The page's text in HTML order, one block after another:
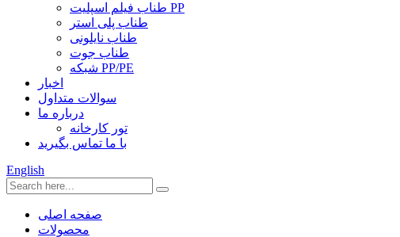
طناب فیلم اسپلیت PP
طناب پلی استر
طناب نایلونی
طناب جوت
شبکه PP/PE
اخبار
سوالات متداول
درباره ما
تور کارخانه
با ما تماس بگیرید
English
صفحه اصلی
محصولات